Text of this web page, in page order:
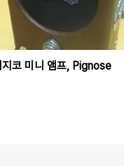
지코 미니 앰프, Pignose